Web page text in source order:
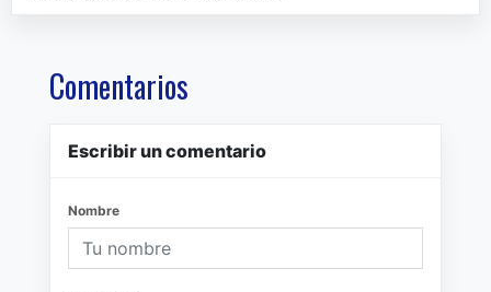
Comentarios
Escribir un comentario
Nombre